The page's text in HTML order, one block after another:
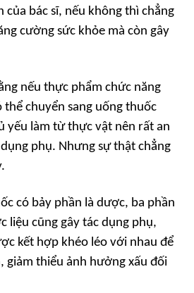
của bác sĩ, nếu không thì chẳng
cường sức khỏe mà còn gây
nếu thực phẩm chức năng
thể chuyển sang uống thuốc
yếu làm từ thực vật nên rất an
phụ. Nhưng sự thật chẳng
có bảy phần là dược, ba phần
liệu cũng gây tác dụng phụ,
kết hợp khéo léo với nhau để
giảm thiểu ảnh hưởng xấu đối